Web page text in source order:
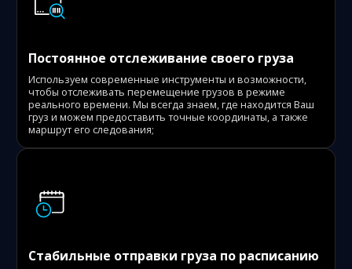
Постоянное отслеживание своего груза
Используем современные инструменты и возможности,
чтобы отслеживать перемещение грузов в режиме
реального времени. Мы всегда знаем, где находится Ваш
груз и можем предоставить точные координаты, а также
маршрут его следования;
Стабильные отправки груза по расписанию